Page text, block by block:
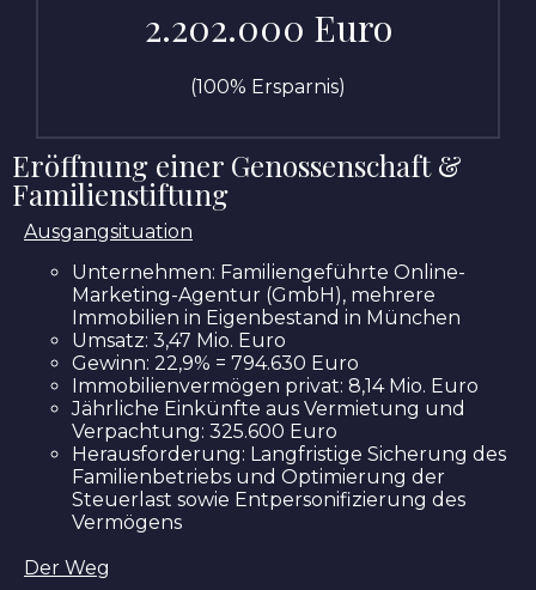
Eröffnung einer Genossenschaft &
Familienstiftung
Ausgangsituation
Unternehmen: Familiengeführte Online-
Marketing-Agentur (GmbH), mehrere
Immobilien in Eigenbestand in München
Umsatz: 3,47 Mio. Euro
Gewinn: 22,9% = 794.630 Euro
Immobilienvermögen privat: 8,14 Mio. Euro
Jährliche Einkünfte aus Vermietung und
Verpachtung: 325.600 Euro
Herausforderung: Langfristige Sicherung des
Familienbetriebs und Optimierung der
Steuerlast sowie Entpersonifizierung des
Vermögens
Der Weg
2.202.000 Euro
(100% Ersparnis)